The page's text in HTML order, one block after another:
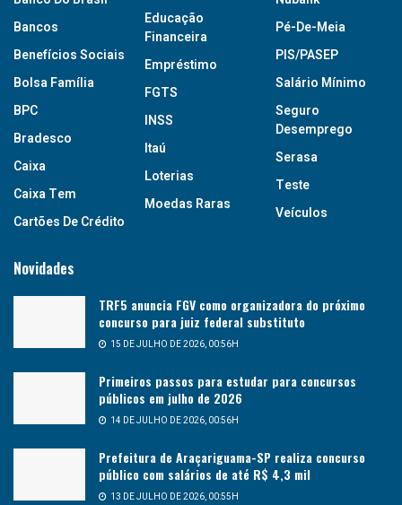
Bancos
Benefícios Sociais
Bolsa Família
BPC
Bradesco
Caixa
Caixa Tem
Cartões De Crédito
Educação
Financeira
Empréstimo
FGTS
INSS
Itaú
Loterias
Moedas Raras
Pé-De-Meia
PIS/PASEP
Salário Mínimo
Seguro
Desemprego
Serasa
Teste
Veículos
Novidades
TRF5 anuncia FGV como organizadora do próximo
concurso para juiz federal substituto
15 DE JULHO DE 2026, 00:56H
Primeiros passos para estudar para concursos
públicos em julho de 2026
14 DE JULHO DE 2026, 00:56H
Prefeitura de Araçariguama-SP realiza concurso
público com salários de até R$ 4,3 mil
13 DE JULHO DE 2026, 00:55H